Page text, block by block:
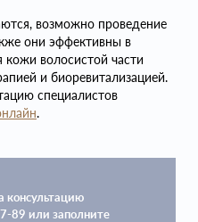
возможно проведение
они эффективны в
волосистой части
и биоревитализацией.
специалистов
.
консультацию
89 или заполните